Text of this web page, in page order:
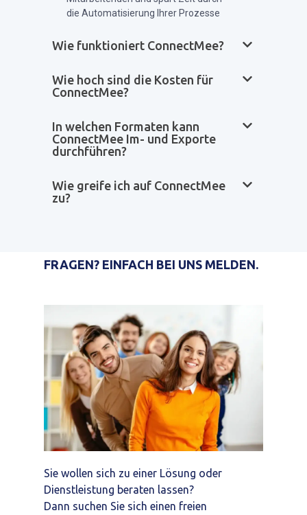
die Automatisierung Ihrer Prozesse
Wie funktioniert ConnectMee?
Wie hoch sind die Kosten für
ConnectMee?
In welchen Formaten kann
ConnectMee Im- und Exporte
durchführen?
Wie greife ich auf ConnectMee
zu?
FRAGEN? EINFACH BEI UNS MELDEN.
Sie wollen sich zu einer Lösung oder
Dienstleistung beraten lassen?
Dann suchen Sie sich einen freien